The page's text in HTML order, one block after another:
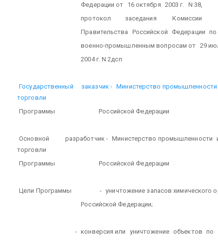
Федерации от
16 октября 2003 г. N 38,
протокол
заседания
Комиссии
Правительства
Российской Федерации
по
военно-промышленным вопросам от 29
2004 г. N 2дсп
Государственный заказчик - Министерство промышленности
торговли
Программы
Российской Федерации
Основной разработчик - Министерство промышленности
торговли
Программы
Российской Федерации
Цели Программы - уничтожение запасов химического
Российской Федерации;
- конверсия или уничтожение объектов
по